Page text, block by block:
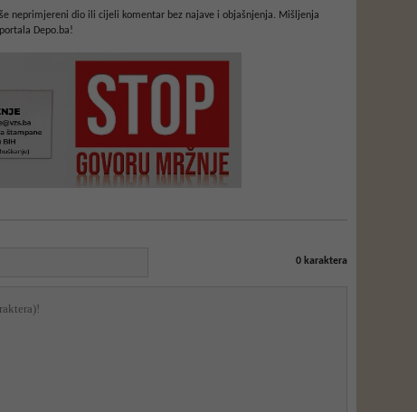
neprimjereni dio ili cijeli komentar bez najave i objašnjenja. Mišljenja
Depo.ba!
0karaktera